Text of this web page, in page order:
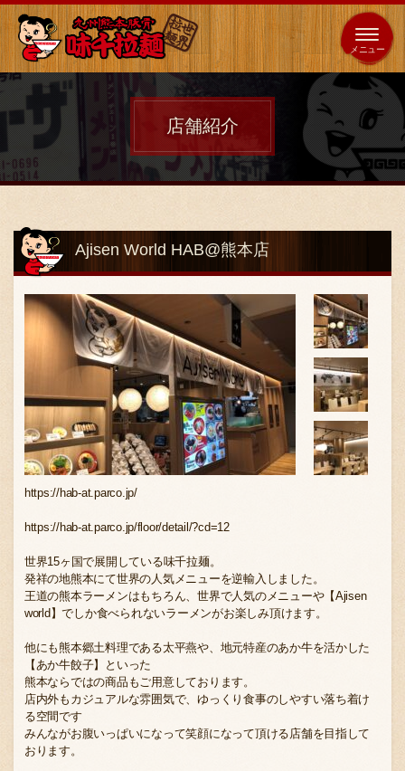
全国
展開 海外 653 店 64 店
ホーム
店舗案内
味千の取り組み
お問い合わせ
FC加盟店募集
会社案内
店舗紹介
Ajisen World HAB@熊本店
https://hab-at.parco.jp/
https://hab-at.parco.jp/floor/detail/?cd=12
世界15ヶ国で展開している味千拉麺。
発祥の地熊本にて世界の人気メニューを逆輸入しました。
王道の熊本ラーメンはもちろん、世界で人気のメニューや【Ajisen
world】でしか食べられないラーメンがお楽しみ頂けます。
他にも熊本郷土料理である太平燕や、地元特産のあか牛を活かした
【あか牛餃子】といった
熊本ならではの商品もご用意しております。
店内外もカジュアルな雰囲気で、ゆっくり食事のしやすい落ち着け
る空間です
みんながお腹いっぱいになって笑顔になって頂ける店舗を目指して
おります。